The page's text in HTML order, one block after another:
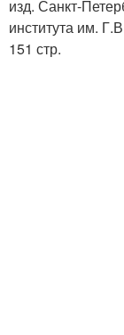
изд. Санкт-
института им.
151 стр.